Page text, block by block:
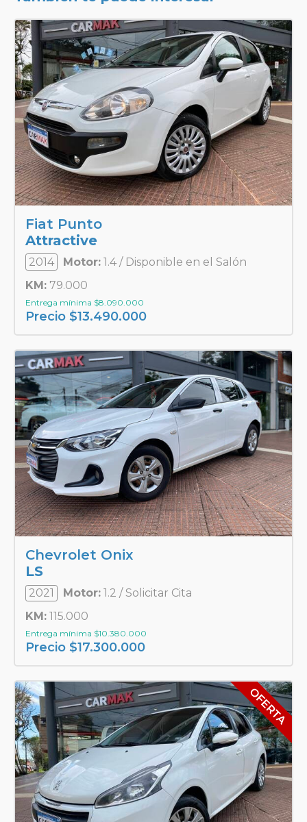
Fiat Punto
Attractive
2014 Motor: 1.4 / Disponible en el Salón
KM: 79.000
Entrega mínima $8.090.000
Precio $13.490.000
Chevrolet Onix
LS
2021 Motor: 1.2 / Solicitar Cita
KM: 115.000
Entrega mínima $10.380.000
Precio $17.300.000